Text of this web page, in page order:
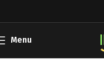
Menu
Συσκευές